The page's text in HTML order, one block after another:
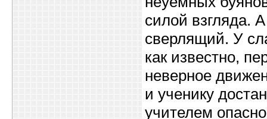
силой взгляда.
сверлящий. У
как известно,
неверное
и ученику
учителем